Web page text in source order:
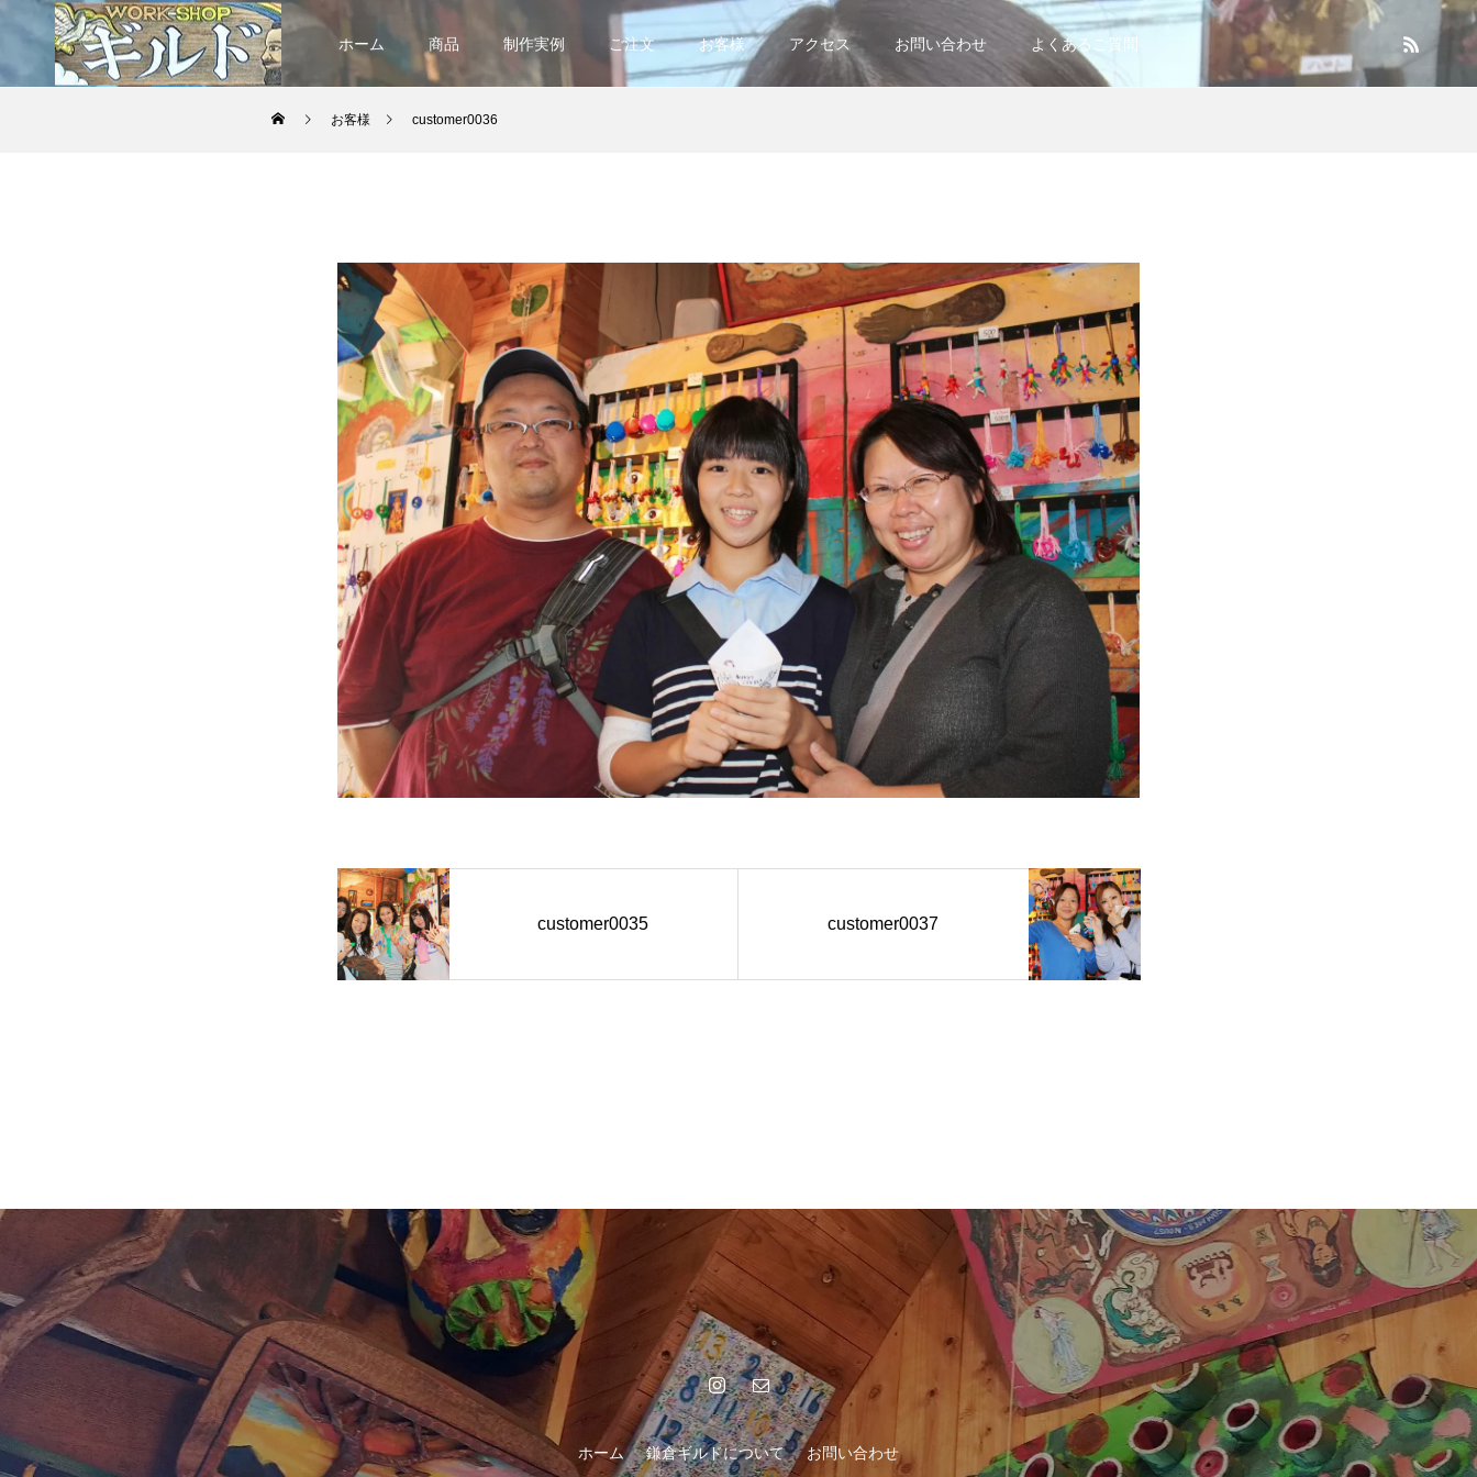
ホーム 商品 制作実例 ご注文 お客様 アクセス お問い合わせ よくあるご質問
お客様 customer0036
customer0035 customer0037
ホーム 鎌倉ギルドについて お問い合わせ